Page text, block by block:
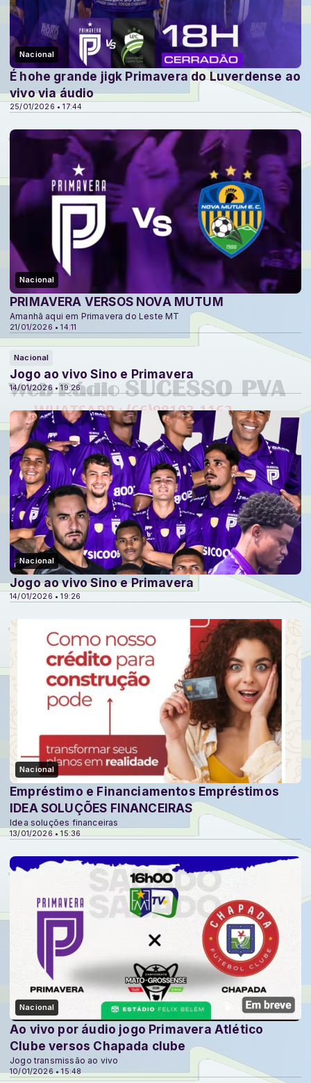
Nacional
25/01/2026 • 17:44
É hohe grande jigk Primavera do Luverdense ao
vivo via áudio
Nacional
21/01/2026 • 14:11
PRIMAVERA VERSOS NOVA MUTUM
Amanhã aqui em Primavera do Leste MT
Nacional
14/01/2026 • 19:26
Jogo ao vivo Sino e Primavera
Nacional
14/01/2026 • 19:26
Jogo ao vivo Sino e Primavera
Nacional
13/01/2026 • 15:36
Empréstimo e Financiamentos Empréstimos
IDEA SOLUÇÕES FINANCEIRAS
Idea soluções financeiras
Nacional
10/01/2026 • 15:48
Ao vivo por áudio jogo Primavera Atlético
Clube versos Chapada clube
Jogo transmissão ao vivo